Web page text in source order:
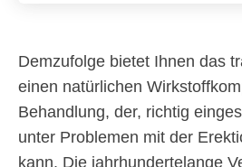
Demzufolge bietet Ihnen das
einen natürlichen
Behandlung, der, richtig
unter Problemen mit der
kann. Die jahrhundertelange